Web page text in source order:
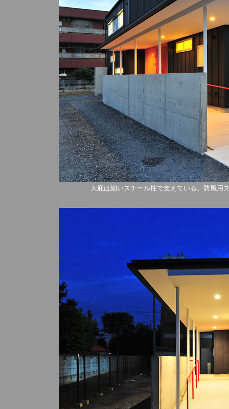
大庇は細いスチール柱で支えている。防風用